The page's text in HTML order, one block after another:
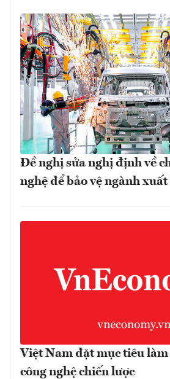
Đề nghị sửa nghị định về
nghệ để bảo vệ ngành
Việt Nam đặt mục tiêu
công nghệ chiến lược